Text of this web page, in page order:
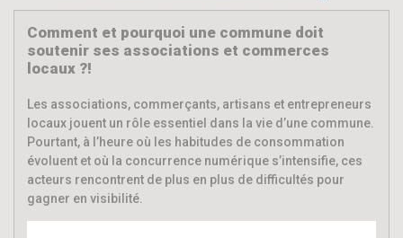
Comment et pourquoi une commune doit
soutenir ses associations et commerces
locaux ?!
Les associations, commerçants, artisans et entrepreneurs
locaux jouent un rôle essentiel dans la vie d’une commune.
Pourtant, à l’heure où les habitudes de consommation
évoluent et où la concurrence numérique s’intensifie, ces
acteurs rencontrent de plus en plus de difficultés pour
gagner en visibilité.